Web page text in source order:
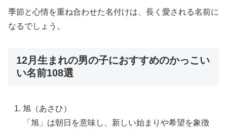
季節と心情を重ね合わせた名付けは、長く愛される名前に
なるでしょう。
12月生まれの男の子におすすめのかっこい
い名前108選
旭（あさひ）
「旭」は朝日を意味し、新しい始まりや希望を象徴